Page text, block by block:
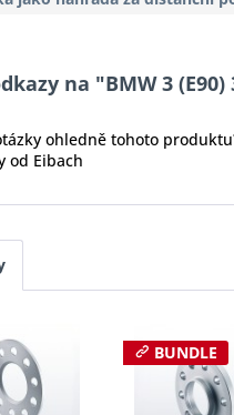
na "BMW 3 (E90)
ohledně tohoto
od Eibach
BUNDLE